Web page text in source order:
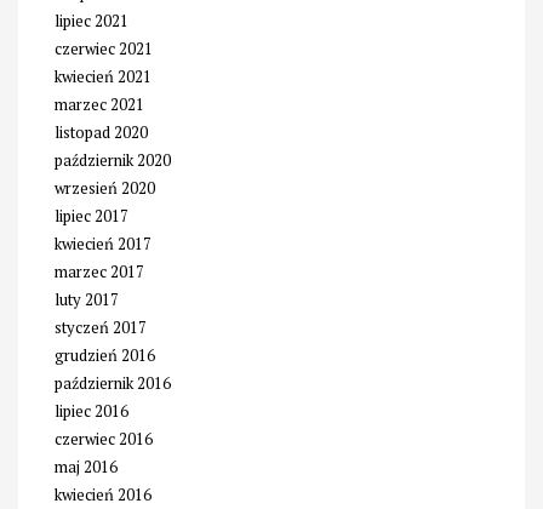
lipiec 2021
czerwiec 2021
kwiecień 2021
marzec 2021
listopad 2020
październik 2020
wrzesień 2020
lipiec 2017
kwiecień 2017
marzec 2017
luty 2017
styczeń 2017
grudzień 2016
październik 2016
lipiec 2016
czerwiec 2016
maj 2016
kwiecień 2016